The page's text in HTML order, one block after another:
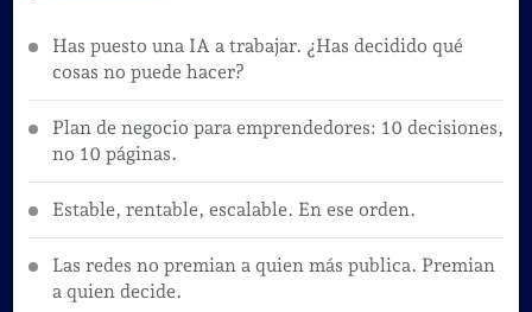
Has puesto una IA a trabajar. ¿Has decidido qué
cosas no puede hacer?
Plan de negocio para emprendedores: 10 decisiones,
no 10 páginas.
Estable, rentable, escalable. En ese orden.
Las redes no premian a quien más publica. Premian
a quien decide.